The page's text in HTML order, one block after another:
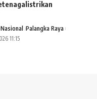
Nasional Palangka Raya
11:15